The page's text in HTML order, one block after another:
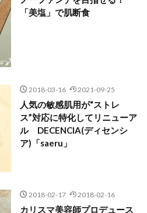
「美塩」で肌断食
2018-03-16 2021-09-25
人気の敏感肌用が“ストレ
ス”対応に特化してリニューア
ル DECENCIA(ディセンシ
ア)「saeru」
2018-02-17 2018-02-16
カリスマ美容師プロデュース